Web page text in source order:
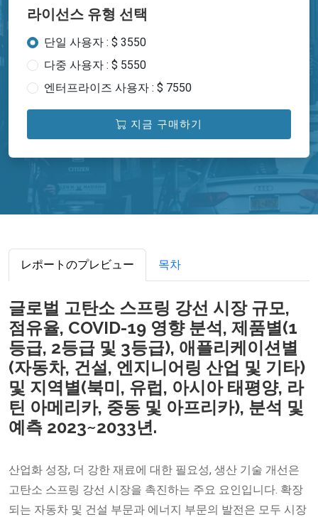
라이선스 유형 선택
단일 사용자 : $ 3550
다중 사용자 : $ 5550
엔터프라이즈 사용자 : $ 7550
지금 구매하기
レポートのプレビュー 목차
글로벌 고탄소 스프링 강선 시장 규모,
점유율, COVID-19 영향 분석, 제품별(1
등급, 2등급 및 3등급), 애플리케이션별
(자동차, 건설, 엔지니어링 산업 및 기타)
및 지역별(북미, 유럽, 아시아 태평양, 라
틴 아메리카, 중동 및 아프리카), 분석 및
예측 2023~2033년.
산업화 성장, 더 강한 재료에 대한 필요성, 생산 기술 개선은
고탄소 스프링 강선 시장을 촉진하는 주요 요인입니다. 확장
되는 자동차 및 건설 부문과 에너지 부문의 발전은 모두 시장